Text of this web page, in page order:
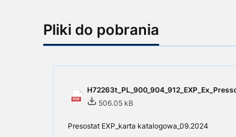
Pliki do pobrania
506.05 kB
Presostat EXP_karta katalogowa_09.2024